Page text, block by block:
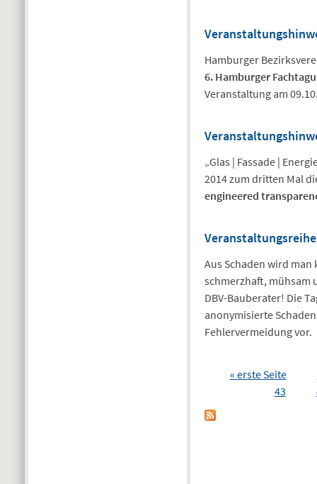
Hamburger
6. Hamburger
Veranstaltung am
„Glas | Fassade |
2014 zum dritten Mal
engineered
Aus Schaden wird
schmerzhaft, mühsam
DBV-Bauberater! Die
anonymisierte
Fehlervermeidung vor.
Seiten« erste Seite
43